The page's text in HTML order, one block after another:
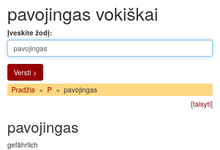
pavojingas vokiškai
Įveskite žodį:
Versti >
Pradžia » P » pavojingas
[taisyti]
pavojingas
gefährlich